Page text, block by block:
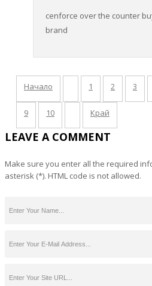
cenforce over the counter
brand
Начало 1 2 3
9 10 Край
LEAVE A COMMENT
Make sure you enter all the required
asterisk (*). HTML code is not allowed.